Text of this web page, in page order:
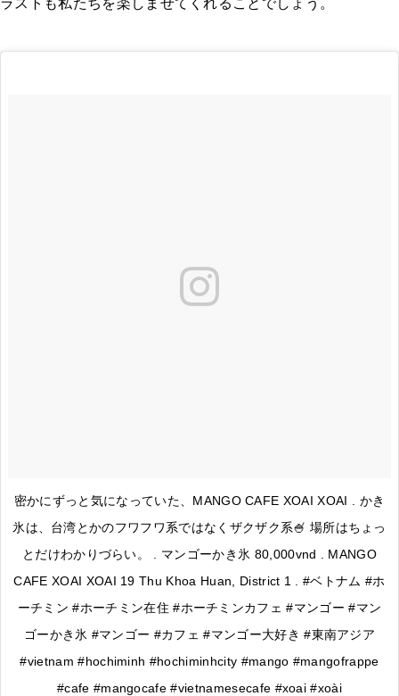
密かにずっと気になっていた、MANGO CAFE XOAI XOAI . かき
氷は、台湾とかのフワフワ系ではなくザクザク系🍧 場所はちょっ
とだけわかりづらい。 . マンゴーかき氷 80,000vnd . MANGO
CAFE XOAI XOAI 19 Thu Khoa Huan, District 1 . #ベトナム #ホ
ーチミン #ホーチミン在住 #ホーチミンカフェ #マンゴー #マン
ゴーかき氷 #マンゴー #カフェ #マンゴー大好き #東南アジア
#vietnam #hochiminh #hochiminhcity #mango #mangofrappe
#cafe #mangocafe #vietnamesecafe #xoai #xoài